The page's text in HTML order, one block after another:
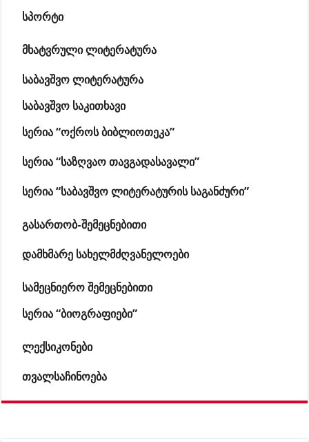
სპორტი
მხატვრული ლიტერატურა
საბავშვო ლიტერატურა
საბავშვო საკითხავი
სერია “ოქროს ბიბლიოთეკა”
სერია “საზღვაო თავგადასავალი”
სერია “საბავშვო ლიტერატურის საგანძური”
გასართობ-შემეცნებითი
დამხმარე სახელმძღვანელოები
სამეცნიერო შემეცნებითი
სერია “ბიოგრაფიები”
ლექსიკონები
თვალსაჩინოება